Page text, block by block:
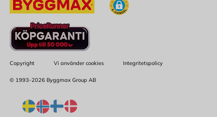
Copyright Vi använder cookies Integritetspolicy
© 1993-2026 Byggmax Group AB